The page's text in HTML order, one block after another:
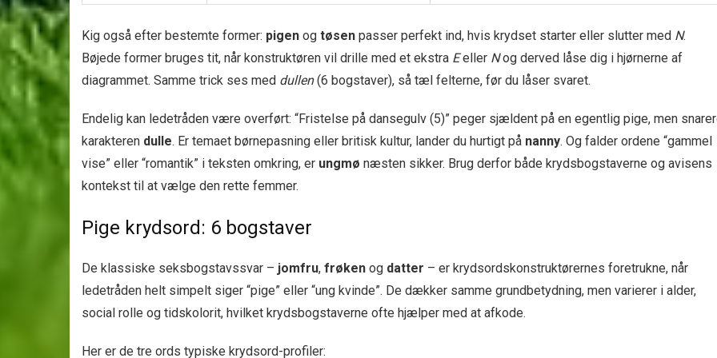
Kig også efter bestemte former: pigen og tøsen passer perfekt ind, hvis krydset starter eller slutter med N.
Bøjede former bruges tit, når konstruktøren vil drille med et ekstra Eeller Nog derved låse dig i hjørnerne af
diagrammet. Samme trick ses med dullen(6 bogstaver), så tæl felterne, før du låser svaret.
Endelig kan ledetråden være overført: “Fristelse på dansegulv (5)” peger sjældent på en egentlig pige, men
karakteren dulle. Er temaet børnepasning eller britisk kultur, lander du hurtigt på nanny. Og falder ordene “gammel
vise” eller “romantik” i teksten omkring, er ungmø næsten sikker. Brug derfor både krydsbogstaverne og avisens
kontekst til at vælge den rette femmer.
Pige krydsord: 6 bogstaver
De klassiske seksbogstavssvar – jomfru, frøken og datter – er krydsordskonstruktørernes foretrukne, når
ledetråden helt simpelt siger “pige” eller “ung kvinde”. De dækker samme grundbetydning, men varierer i alder,
social rolle og tidskolorit, hvilket krydsbogstaverne ofte hjælper med at afkode.
Her er de tre ords typiske krydsord-profiler: